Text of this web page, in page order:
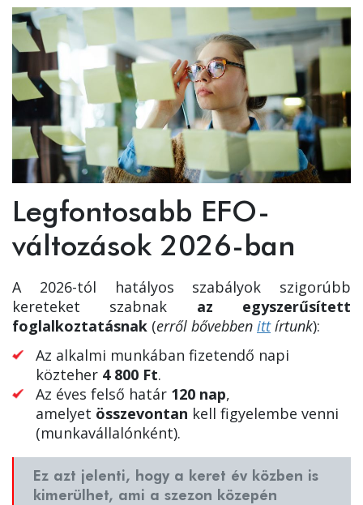
Legfontosabb EFO-
változások 2026-ban
A 2026-tól hatályos szabályok szigorúbb
kereteket szabnak az egyszerűsített
foglalkoztatásnak (erről bővebben ittírtunk):
Az alkalmi munkában fizetendő napi
közteher 4 800 Ft.
Az éves felső határ 120 nap,
amelyet összevontan kell figyelembe venni
(munkavállalónként).
Ez azt jelenti, hogy a keret év közben is
kimerülhet, ami a szezon közepén